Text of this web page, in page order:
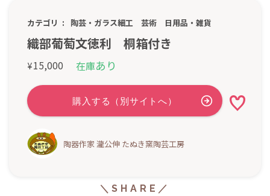
カテゴリ 陶芸・ガラス細工 芸術 日用品・雑貨
織部葡萄文徳利 桐箱付き
¥15,000 在庫あり
陶器作家 瀧公伸 たぬき窯陶芸工房